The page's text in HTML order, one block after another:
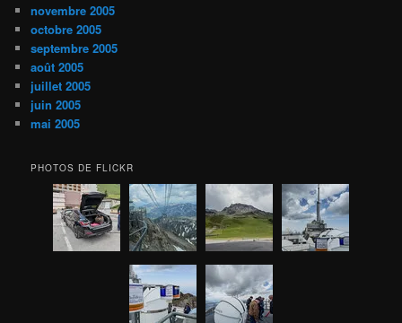
novembre 2005
octobre 2005
septembre 2005
août 2005
juillet 2005
juin 2005
mai 2005
PHOTOS DE FLICKR